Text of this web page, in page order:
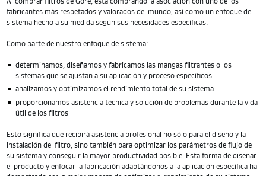
fabricantes más respetados y valorados del mundo, así como un enfoque de
sistema hecho a su medida según sus necesidades específicas.
Como parte de nuestro enfoque de sistema:
determinamos, diseñamos y fabricamos las mangas filtrantes o los
sistemas que se ajustan a su aplicación y proceso específicos
analizamos y optimizamos el rendimiento total de su sistema
proporcionamos asistencia técnica y solución de problemas durante la vida
útil de los filtros
Esto significa que recibirá asistencia profesional no sólo para el diseño y la
instalación del filtro, sino también para optimizar los parámetros de flujo de
su sistema y conseguir la mayor productividad posible. Esta forma de diseñar
el producto y enfocar la fabricación adaptándonos a la aplicación específica ha